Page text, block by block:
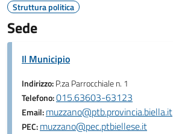
Struttura politica
Sede
Il Municipio
Indirizzo:P.za Parrocchiale n. 1
Telefono:015.63603-63123
Email:muzzano@ptb.provincia.biella.it
PEC:muzzano@pec.ptbiellese.it